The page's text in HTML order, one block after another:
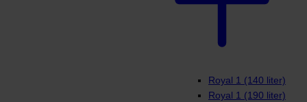
Royal 1 (140 liter)
Royal 1 (190 liter)